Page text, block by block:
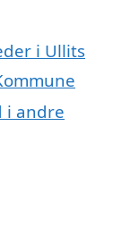
i Ullits
i andre